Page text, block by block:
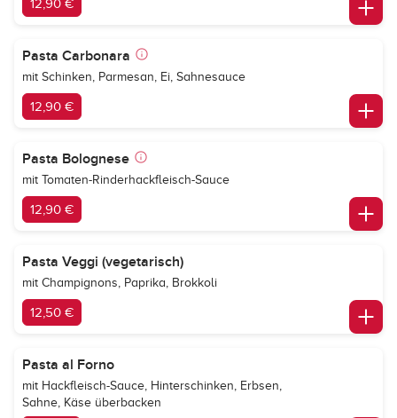
12,90 €
Pasta Carbonara
mit Schinken, Parmesan, Ei, Sahnesauce
12,90 €
Pasta Bolognese
mit Tomaten-Rinderhackfleisch-Sauce
12,90 €
Pasta Veggi (vegetarisch)
mit Champignons, Paprika, Brokkoli
12,50 €
Pasta al Forno
mit Hackfleisch-Sauce, Hinterschinken, Erbsen,
Sahne, Käse überbacken